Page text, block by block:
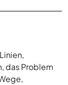
das Problem